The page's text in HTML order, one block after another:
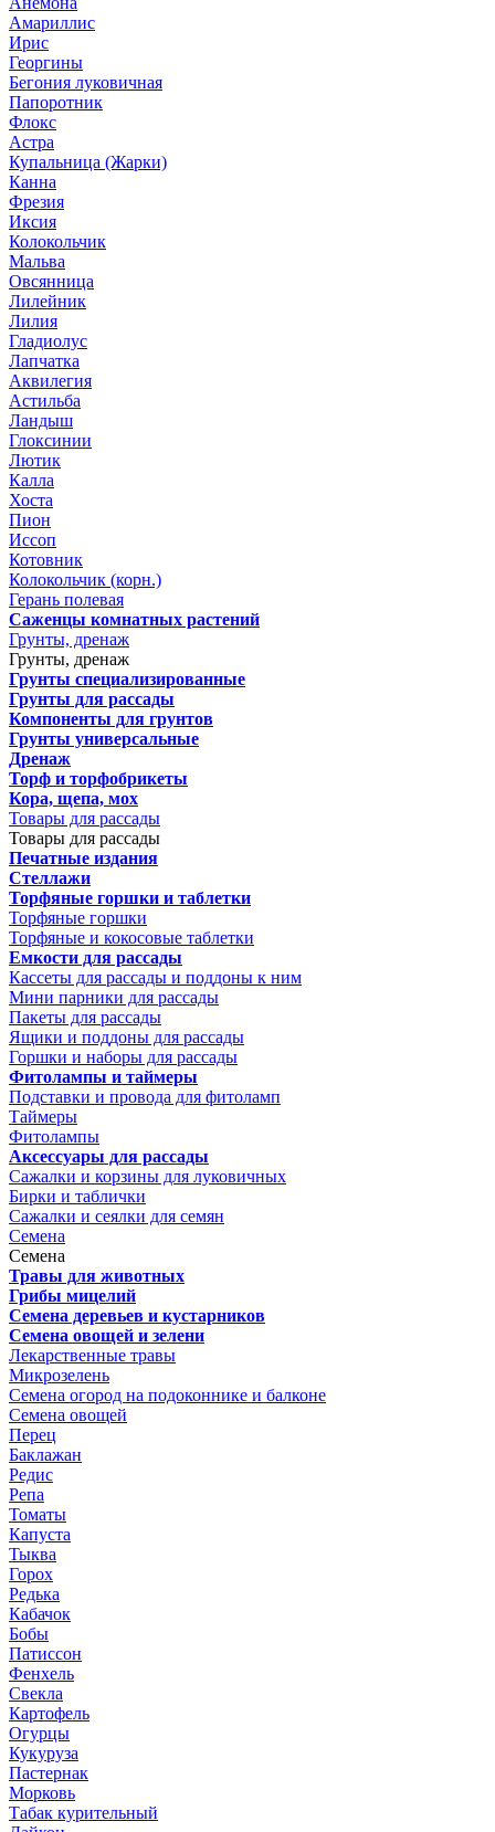
Амариллис
Ирис
Георгины
Бегония луковичная
Папоротник
Флокс
Астра
Купальница (Жарки)
Канна
Фрезия
Иксия
Колокольчик
Мальва
Овсянница
Лилейник
Лилия
Гладиолус
Лапчатка
Аквилегия
Астильба
Ландыш
Глоксинии
Лютик
Калла
Хоста
Пион
Иссоп
Котовник
Колокольчик (корн.)
Герань полевая
Саженцы комнатных растений
Грунты, дренаж
Грунты, дренаж
Грунты специализированные
Грунты для рассады
Компоненты для грунтов
Грунты универсальные
Дренаж
Торф и торфобрикеты
Кора, щепа, мох
Товары для рассады
Товары для рассады
Печатные издания
Стеллажи
Торфяные горшки и таблетки
Торфяные горшки
Торфяные и кокосовые таблетки
Емкости для рассады
Кассеты для рассады и поддоны к ним
Мини парники для рассады
Пакеты для рассады
Ящики и поддоны для рассады
Горшки и наборы для рассады
Фитолампы и таймеры
Подставки и провода для фитоламп
Таймеры
Фитолампы
Аксессуары для рассады
Сажалки и корзины для луковичных
Бирки и таблички
Сажалки и сеялки для семян
Семена
Семена
Травы для животных
Грибы мицелий
Семена деревьев и кустарников
Семена овощей и зелени
Лекарственные травы
Микрозелень
Семена огород на подоконнике и балконе
Семена овощей
Перец
Баклажан
Редис
Репа
Томаты
Капуста
Тыква
Горох
Редька
Кабачок
Бобы
Патиссон
Фенхель
Свекла
Картофель
Огурцы
Кукуруза
Пастернак
Морковь
Табак курительный